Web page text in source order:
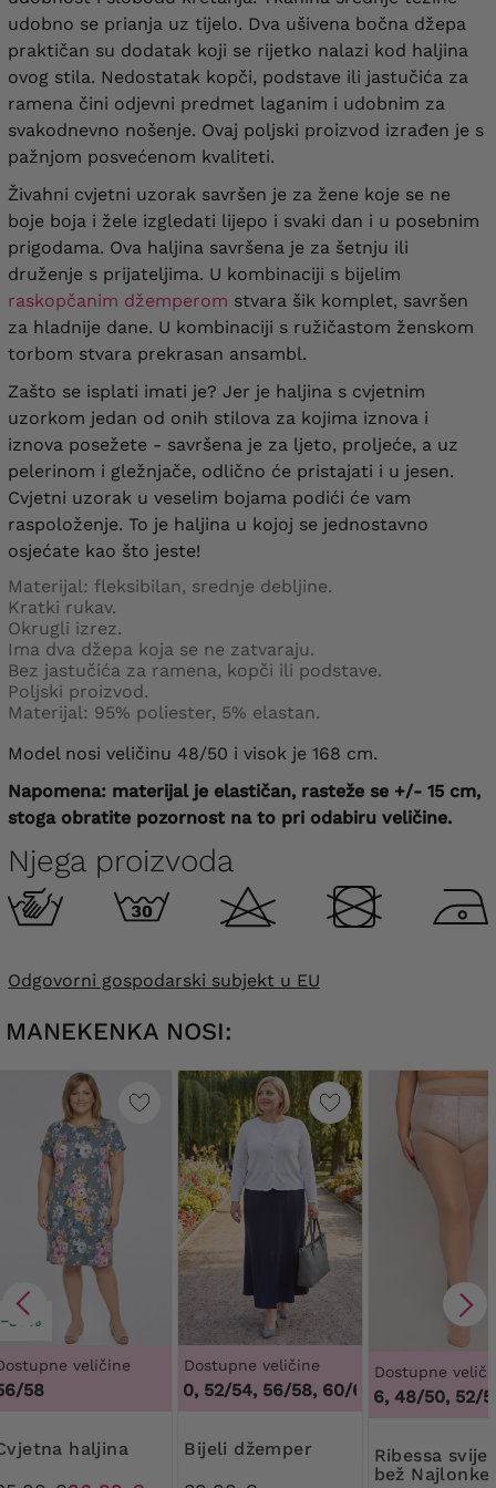
udobno se prianja uz tijelo. Dva ušivena bočna džepa
praktičan su dodatak koji se rijetko nalazi kod haljina
ovog stila. Nedostatak kopči, podstave ili jastučića za
ramena čini odjevni predmet laganim i udobnim za
svakodnevno nošenje. Ovaj poljski proizvod izrađen je s
pažnjom posvećenom kvaliteti.
Živahni cvjetni uzorak savršen je za žene koje se ne
boje boja i žele izgledati lijepo i svaki dan i u posebnim
prigodama. Ova haljina savršena je za šetnju ili
druženje s prijateljima. U kombinaciji s bijelim
raskopčanim džemperom stvara šik komplet, savršen
za hladnije dane. U kombinaciji s ružičastom ženskom
torbom stvara prekrasan ansambl.
Zašto se isplati imati je? Jer je haljina s cvjetnim
uzorkom jedan od onih stilova za kojima iznova i
iznova posežete - savršena je za ljeto, proljeće, a uz
pelerinom i gležnjače, odlično će pristajati i u jesen.
Cvjetni uzorak u veselim bojama podići će vam
raspoloženje. To je haljina u kojoj se jednostavno
osjećate kao što jeste!
Materijal: fleksibilan, srednje debljine.
Kratki rukav.
Okrugli izrez.
Ima dva džepa koja se ne zatvaraju.
Bez jastučića za ramena, kopči ili podstave.
Poljski proizvod.
Materijal: 95% poliester, 5% elastan.
Model nosi veličinu 48/50 i visok je 168 cm.
Napomena: materijal je elastičan, rasteže se +/- 15 cm,
stoga obratite pozornost na to pri odabiru veličine.
Njega proizvoda
Odgovorni gospodarski subjekt u EU
MANEKENKA NOSI:
−30%
veličine
58
Cvjetna haljina
Dostupne veličine
48/50, 52/54, 56/58, 60/62 48/50, 52/54,
Bijeli džemper
Dostupne
44/46, 48/50, 52/
Ribessa svijetlo
bež Najlonke